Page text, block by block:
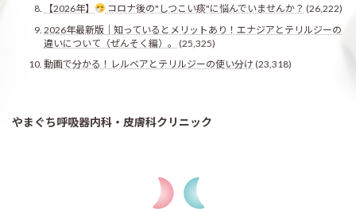
【2026年】
コロナ後の"しつこい痰"に悩んでいませんか？ (26,222)
2026年最新版｜知っているとメリットあり！エナジアとテリルジーの
違いについて（ぜんそく編）。
(25,325)
動画で分かる！レルベアとテリルジーの使い分け (23,318)
やまぐち呼吸器内科・皮膚科クリニック